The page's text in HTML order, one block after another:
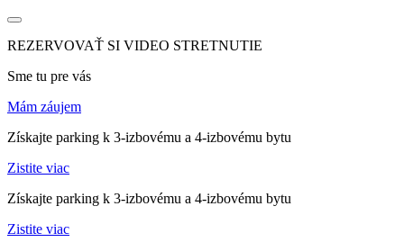
REZERVOVAŤ SI VIDEO STRETNUTIE
Sme tu pre vás
Mám záujem
Získajte parking k 3-izbovému a 4-izbovému bytu
Zistite viac
Získajte parking k 3-izbovému a 4-izbovému bytu
Zistite viac